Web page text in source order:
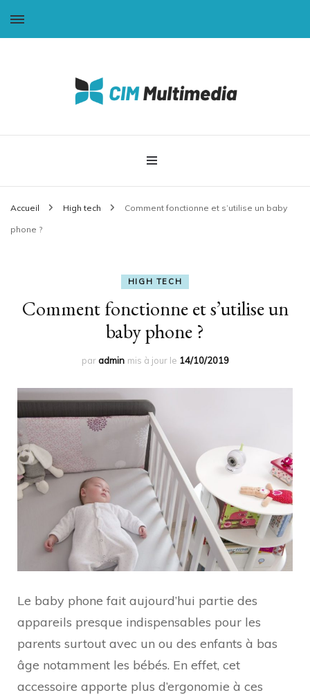
CIM-Multimédia
Accueil High tech Comment fonctionne et s’utilise un baby
phone ?
HIGH TECH
Comment fonctionne et s’utilise un
baby phone ?
paradmin mis à jour le 14/10/2019
Le baby phone fait aujourd’hui partie des
appareils presque indispensables pour les
parents surtout avec un ou des enfants à bas
âge notamment les bébés. En effet, cet
accessoire apporte plus d’ergonomie à ces